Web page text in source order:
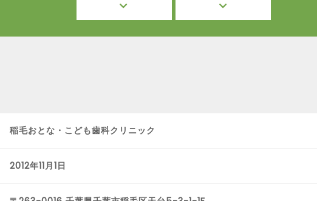
稲毛おとな・こども歯科クリニック
2012年11月1日